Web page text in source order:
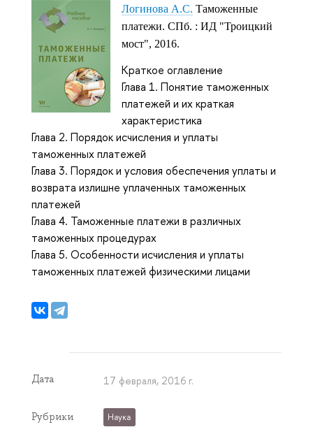
Логинова А.С. Таможенные
платежи. СПб. : ИД "Троицкий
мост", 2016.
Краткое оглавление
Глава 1. Понятие таможенных
платежей и их краткая
характеристика
Глава 2. Порядок исчисления и уплаты
таможенных платежей
Глава 3. Порядок и условия обеспечения уплаты и
возврата излишне уплаченных таможенных
платежей
Глава 4. Таможенные платежи в различных
таможенных процедурах
Глава 5. Особенности исчисления и уплаты
таможенных платежей физическими лицами
Дата 17 февраля, 2016 г.
Рубрики Наука